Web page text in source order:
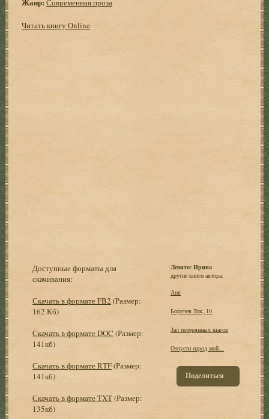
Современная проза
Читать книгу Online
Доступные форматы для
скачивания:
Скачать в формате FB2 (Размер:
162 Кб)
Скачать в формате DOC (Размер:
141кб)
Скачать в формате RTF(Размер:
141кб)
Скачать в формате TXT(Размер:
135кб)
Левитес Ирина
другие книги автора:
Аня
Боричев Ток, 10
Зал потерянных шагов
Отпусти народ мой...
Поделиться